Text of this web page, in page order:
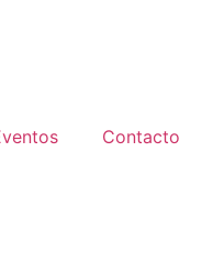
Contacto